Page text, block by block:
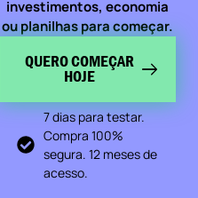
investimentos, economia
ou planilhas para começar.
QUERO COMEÇAR
HOJE
7 dias para testar.
Compra 100%
segura. 12 meses de
acesso.